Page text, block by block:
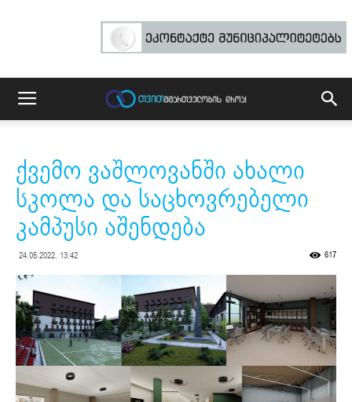
ქვემო ვაშლოვანში ახალი
სკოლა და საცხოვრებელი
კამპუსი აშენდება
24.05.2022. 13:42 617